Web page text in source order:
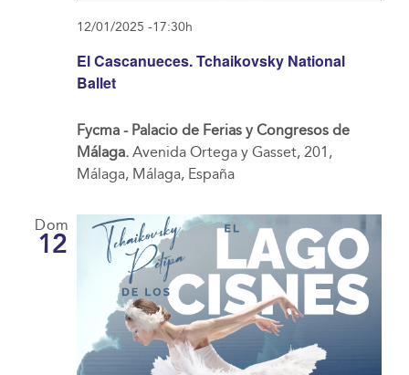
El Cascanueces. Tchaikovsky National
Ballet
12/01/2025 -17:30h
Fycma - Palacio de Ferias y Congresos de
Málaga. Avenida Ortega y Gasset, 201,
Málaga, Málaga, España
Dom
12